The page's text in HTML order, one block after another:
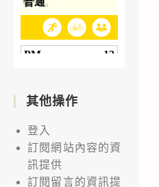
其他操作
登入
訂閱網站內容的資
訊提供
訂閱留言的資訊提